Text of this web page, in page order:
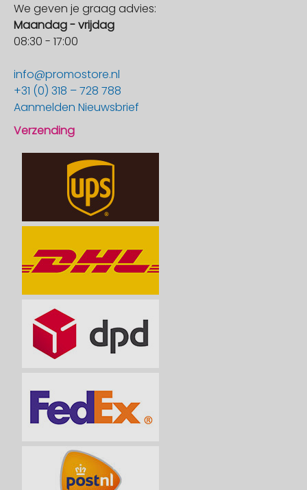
We geven je graag advies:
Maandag - vrijdag
08:30 - 17:00
info@promostore.nl
+31 (0) 318 – 728 788
Aanmelden Nieuwsbrief
Verzending